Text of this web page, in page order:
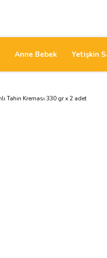
Anne Bebek Yetişkin